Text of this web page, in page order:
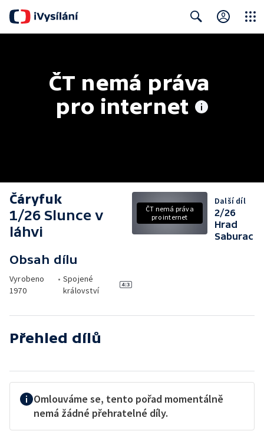
ČT nemá práva
pro internet
Čáryfuk
1/26 Slunce v
láhvi
Obsah dílu
Vyrobeno
1970
• Spojené
království
ČT nemá práva
pro internet
Další díl
2/26
Hrad
Saburac
Přehled dílů
Omlouváme se, tento pořad momentálně
nemá žádné přehratelné díly.